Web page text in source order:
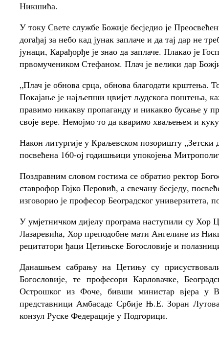
Никшића.
У току Свете службе Божије бесједио је
догађај за небо кад јунак заплаче и да тај дар не
јунаци, Карађорђе је знао да заплаче. Плакао је
првомучеником Стефаном. Плач је велики дар
„Плач је обнова срца, обнова благодати крштења.
Покајање је најљепши цвијет људскога поштења,
правимо никакву пропаганду и никакво бусање у
своје вере. Немојмо то да кваримо хваљењем и
Након литургије у Краљевском позоришту „Зетски
посвећена 160-ој годишњици упокојења
Поздравним словом гостима се обратио ректор
ставрофор Гојко Перовић, а свечану бесједу,
изговорио је професор Београдског
У умјетничком дијелу програма наступили су Хор
Лазаревића, Хор преподобне мати Ангелине из
рецитатори ђаци Цетињске Богословије и
Данашњем сабрању на Цетињу су
Богословије, те професори Карловачке,
Острошког из Фоче, бивши министар вјера
представници Амбасадe Србије Њ.Е. Зоран
конзул Руске Федерације у Подгорици.